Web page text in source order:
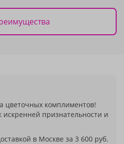
цветочных комплиментов!
искренней признательности и
в Москве за 3 600 руб.